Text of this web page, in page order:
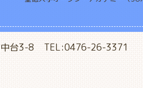
台3-8 TEL:0476-26-3371